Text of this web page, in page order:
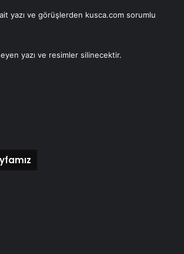
yazı ve görüşlerden kusca.com sorumlu
yazı ve resimler silinecektir.